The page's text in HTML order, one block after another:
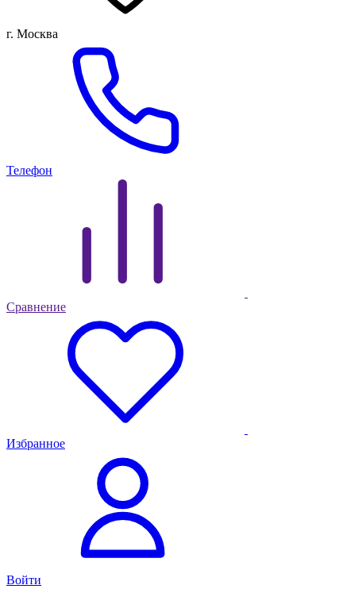
г. Москва
Телефон
Сравнение
Избранное
Войти